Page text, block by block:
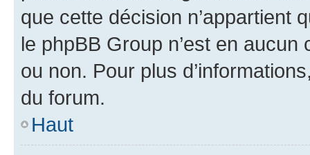
que cette décision n’appartient
le phpBB Group n’est en
ou non. Pour plus
du forum.
Haut